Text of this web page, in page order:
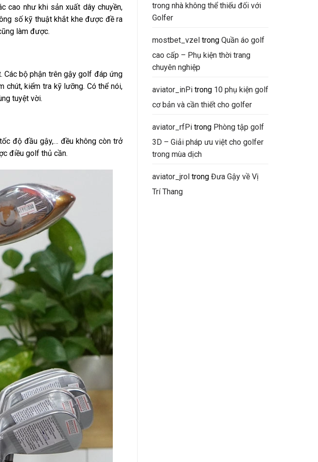
cao như khi sản xuất dây chuyền,
số kỹ thuật khắt khe được đề ra
làm được.
Các bộ phận trên gậy golf đáp ứng
chút, kiểm tra kỹ lưỡng. Có thể nói,
tuyệt vời.
độ đầu gậy,… đều không còn trở
điều golf thủ cần.
trong nhà không thể thiếu đối với
Golfer
mostbet_vzel trong Quần áo golf
cao cấp – Phụ kiện thời trang
chuyên nghiệp
aviator_inPi trong 10 phụ kiện golf
cơ bản và cần thiết cho golfer
aviator_rfPi trong Phòng tập golf
3D – Giải pháp ưu việt cho golfer
trong mùa dịch
aviator_jrol trong Đưa Gậy về Vị
Trí Thang